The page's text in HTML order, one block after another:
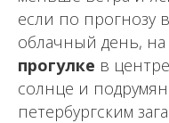
если по прогнозу
облачный день, на
прогулке в
солнце и
петербургским